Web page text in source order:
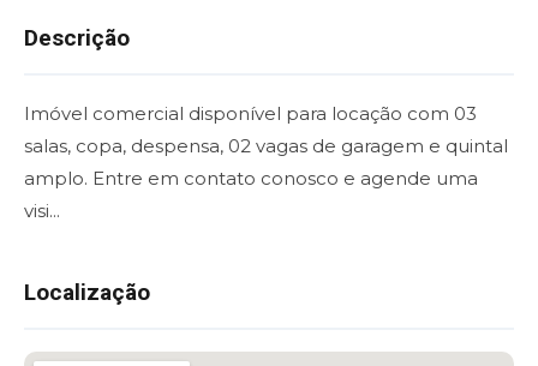
Descrição
Imóvel comercial disponível para locação com 03
salas, copa, despensa, 02 vagas de garagem e quintal
amplo. Entre em contato conosco e agende uma
visi...
Localização